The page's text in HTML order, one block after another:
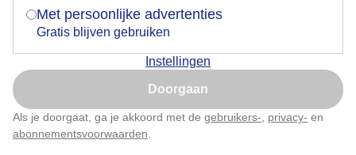
Met persoonlijke advertenties
Gratis blijven gebruiken
Instellingen
Doorgaan
Als je doorgaat, ga je akkoord met de gebruikers- privacy- en
abonnementsvoorwaarden
Prima wandelweer, maar wel een grijze dag. Donkere
dagen voor kerst.
Nu niet, misschien later
Klik hierom dit aan te passen